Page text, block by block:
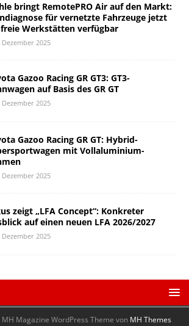
bringt RemotePRO Air auf den Markt:
für vernetzte Fahrzeuge jetzt
Werkstätten verfügbar
Dezember 2025
Gazoo Racing GR GT3: GT3-
auf Basis des GR GT
Dezember 2025
Gazoo Racing GR GT: Hybrid-
mit Vollaluminium-
Dezember 2025
zeigt „LFA Concept“: Konkreter
auf einen neuen LFA 2026/2027
Dezember 2025
Magazine WordPress Theme von MH Themes